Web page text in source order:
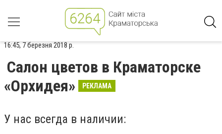
16:45, 7 березня 2018 р.
Салон цветов в Краматорске
«Орхидея»
РЕКЛАМА
У нас всегда в наличии: